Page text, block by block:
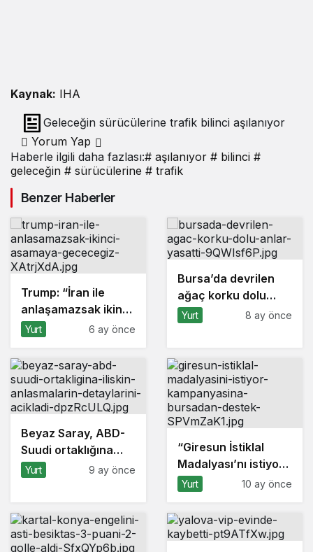
Kaynak: IHA
Geleceğin sürücülerine trafik bilinci aşılanıyor
Yorum Yap
Haberle ilgili daha fazlası:# aşılanıyor # bilinci #
geleceğin # sürücülerine # trafik
Benzer Haberler
Trump: “İran ile
anlaşamazsak ikinci
aşamaya
Yurt 6 ay önce
Bursa’da devrilen
ağaç korku dolu
anlar yaşattı
Yurt 8 ay önce
Beyaz Saray, ABD-
Suudi ortaklığına
ilişkin anlaşmaların
Yurt 9 ay önce
“Giresun İstiklal
Madalyası’nı istiyor”
kampanyasına
Yurt 10 ay önce